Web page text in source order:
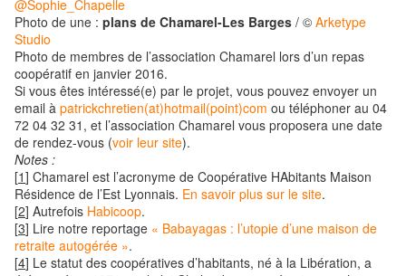
@Sophie_Chapelle
Photo de une : plans de Chamarel-Les Barges / © Arketype
Studio
Photo de membres de l’association Chamarel lors d’un repas
coopératif en janvier 2016.
Si vous êtes intéressé(e) par le projet, vous pouvez envoyer un
email à patrickchretien(at)hotmail(point)com ou téléphoner au 04
72 04 32 31, et l’association Chamarel vous proposera une date
de rendez-vous (voir leur site).
Notes :
[1] Chamarel est l’acronyme de Coopérative HAbitants Maison
Résidence de l’Est Lyonnais. En savoir plus sur le site.
[2] Autrefois Habicoop.
[3] Lire notre reportage « Babayagas : l’utopie d’une maison de
retraite autogérée ».
[4] Le statut des coopératives d’habitants, né à la Libération, a